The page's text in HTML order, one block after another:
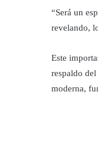
“Será un
revelando,
Este
respaldo
moderna,